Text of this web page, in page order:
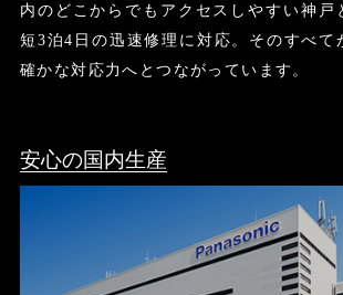
内のどこからでもアクセスしやすい神戸
短3泊4日の迅速修理に対応。そのすべて
確かな対応力へとつながっています。
安心の国内生産